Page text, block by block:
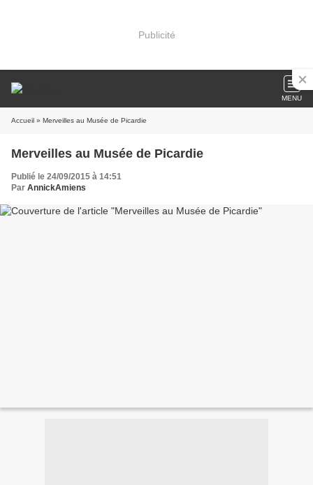
Publicité
MENU
Accueil » Merveilles au Musée de Picardie
Merveilles au Musée de Picardie
Publié le 24/09/2015 à 14:51
Par AnnickAmiens